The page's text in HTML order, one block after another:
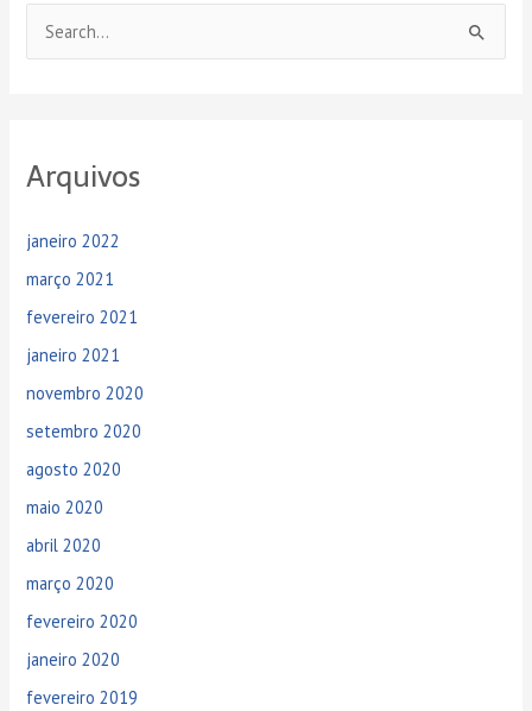
u
s
a
r
p
Arquivos
janeiro 2022
março 2021
fevereiro 2021
janeiro 2021
novembro 2020
setembro 2020
agosto 2020
maio 2020
abril 2020
março 2020
fevereiro 2020
janeiro 2020
fevereiro 2019